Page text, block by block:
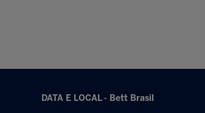
DATA E LOCAL - Bett Brasil